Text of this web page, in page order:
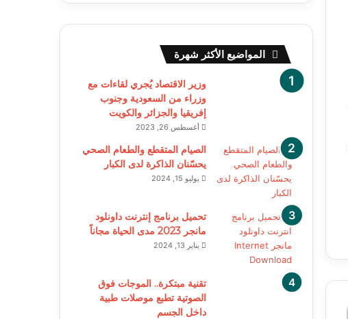
المواضيع الأكثر شهرة
وزير الاقتصاد يُجري لقاءات مع
وزراء من السعودية وجنوب
إفريقيا والجزائر والكويت
أغسطس 26, 2023
الصيام المتقطع والطعام الصحي
يحسّنان الذاكرة لدى الكبار
يوليو 15, 2024
تحميل برنامج إنترنت داونلود
مانجر 2023 مدى الحياة مجاناً
يناير 13, 2024
تقنية مبتكرة.. الموجات فوق
الصوتية تطبع موصلات طبية
داخل الجسم